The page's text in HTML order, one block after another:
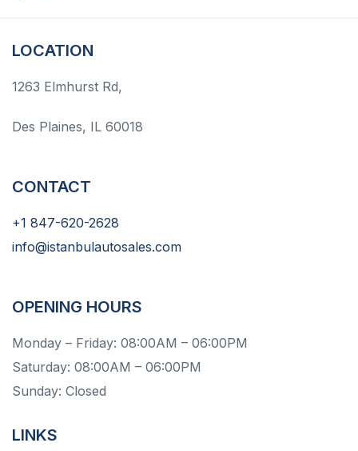
LOCATION
1263 Elmhurst Rd,
Des Plaines, IL 60018
CONTACT
+1 847-620-2628
info@istanbulautosales.com
OPENING HOURS
Monday – Friday: 08:00AM – 06:00PM
Saturday: 08:00AM – 06:00PM
Sunday: Closed
LINKS